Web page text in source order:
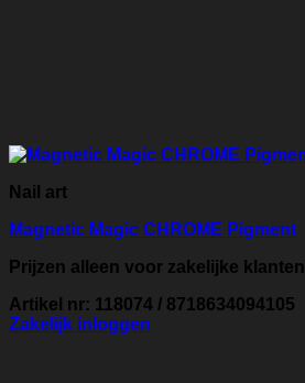
Nail art
Magnetic Magic CHROME Pigment
Prijzen alleen voor zakelijke klanten
Artikel nr: 118074 / 8718634094105
Zakelijk inloggen